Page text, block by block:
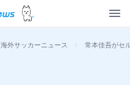
海外サッカーニュース > 常本佳吾がセ